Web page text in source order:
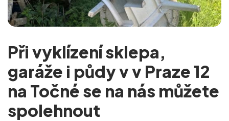
Při vyklízení sklepa,
garáže i půdy v v Praze 12
na Točné se na nás můžete
spolehnout